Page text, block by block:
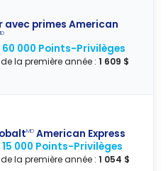
avec primes American
000 Points-Privilèges
la première année : 1 609 $
MD American Express
000 Points-Privilèges
la première année : 1 054 $